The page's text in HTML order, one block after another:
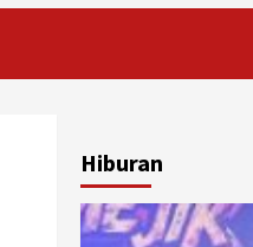
Hiburan